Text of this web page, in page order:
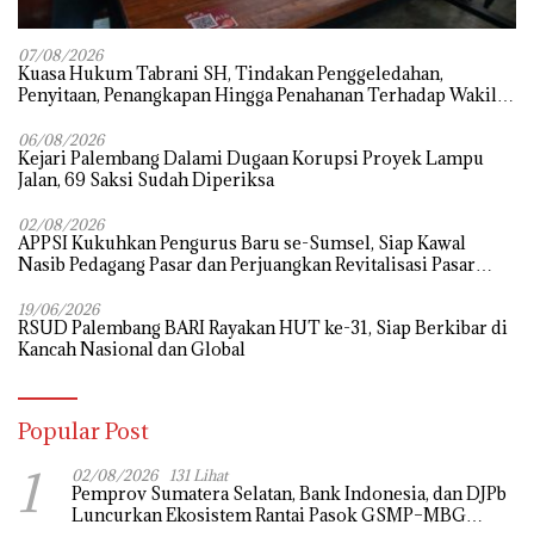
07/08/2026
‎Kuasa Hukum Tabrani SH, Tindakan Penggeledahan,
Penyitaan, Penangkapan Hingga Penahanan Terhadap Wakil
06/08/2026
Kejari Palembang Dalami Dugaan Korupsi Proyek Lampu
Jalan, 69 Saksi Sudah Diperiksa
02/08/2026
APPSI Kukuhkan Pengurus Baru se-Sumsel, Siap Kawal
Nasib Pedagang Pasar dan Perjuangkan Revitalisasi Pasar
19/06/2026
RSUD Palembang BARI Rayakan HUT ke-31, Siap Berkibar di
Kancah Nasional dan Global
Popular Post
1 02/08/2026 131 Lihat
Pemprov Sumatera Selatan, Bank Indonesia, dan DJPb
Luncurkan Ekosistem Rantai Pasok GSMP–MBG